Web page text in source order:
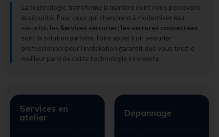
La technologie transforme la manière dont nous percevons
la sécurité. Pour ceux qui cherchent à moderniser leur
sécurité, les Services serrurier; les serrures connectées
sont la solution parfaite. Faire appel à un serrurier
professionnel pour l’installation garantit que vous tirez le
meilleur parti de cette technologie innovante.
Services en
atelier Dépannage